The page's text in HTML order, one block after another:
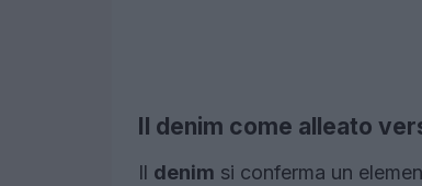
Il denim come alleato
Il denim si conferma un